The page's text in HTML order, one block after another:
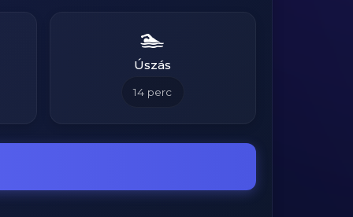
🏊
Úszás
14 perc